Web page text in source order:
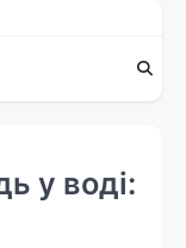
у воді: